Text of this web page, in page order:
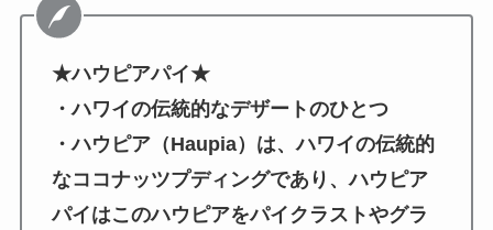
★ハウピアパイ★
・ハワイの伝統的なデザートのひとつ
・ハウピア（Haupia）は、ハワイの伝統的
なココナッツプディングであり、ハウピア
パイはこのハウピアをパイクラストやグラ